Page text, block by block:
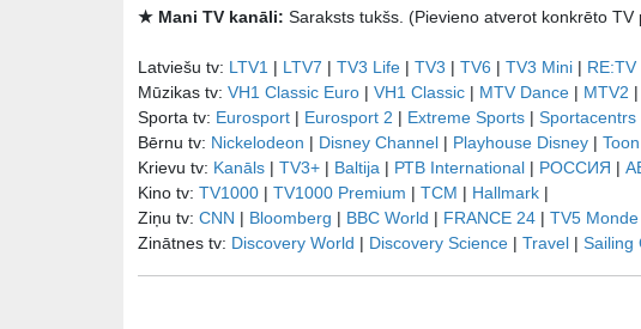
★ Mani TV kanāli: Saraksts tukšs. (Pievieno atverot konkrēto
Latviešu tv: LTV1 | LTV7 | TV3 Life | TV3 | TV6 | TV3 Mini | RE:TV
Mūzikas tv: VH1 Classic Euro | VH1 Classic | MTV Dance | MTV2 |
Sporta tv: Eurosport | Eurosport 2 | Extreme Sports | Sportacentrs
Bērnu tv: Nickelodeon | Disney Channel | Playhouse Disney |
Krievu tv: Kanāls | TV3+ | Baltija | РТB International | РОССИЯ |
Kino tv: TV1000 | TV1000 Premium | TCM | Hallmark |
Ziņu tv: CNN | Bloomberg | BBC World | FRANCE 24 | TV5
Zinātnes tv: Discovery World | Discovery Science | Travel | Sailing